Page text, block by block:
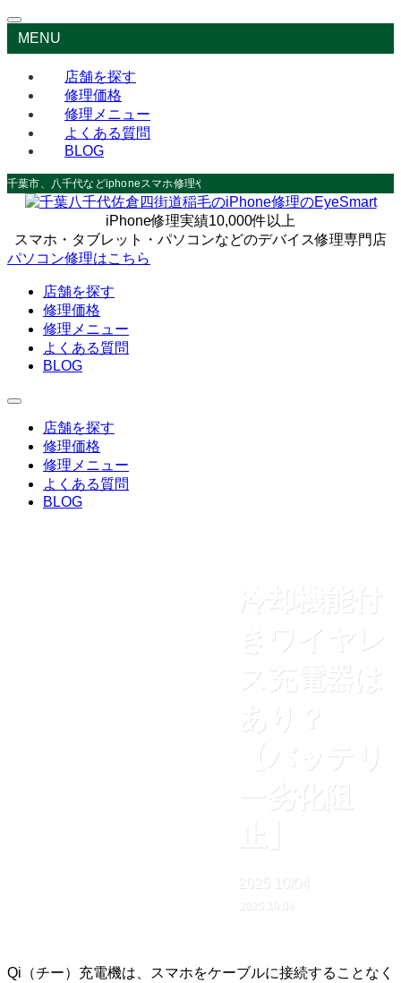
MENU
店舗を探す
修理価格
修理メニュー
よくある質問
BLOG
千葉市、八千代などiphoneスマホ修理やデータ救出なら
iPhone修理実績10,000件以上
スマホ・タブレット・パソコンなどのデバイス修理専門店
パソコン修理はこちら
店舗を探す
修理価格
修理メニュー
よくある質問
BLOG
店舗を探す
修理価格
修理メニュー
よくある質問
BLOG
冷却機能付
きワイヤレ
ス充電器は
あり？
【バッテリ
ー劣化阻
止】
2025 10/04
2025.10.04
Qi（チー）充電機は、スマホをケーブルに接続することなく